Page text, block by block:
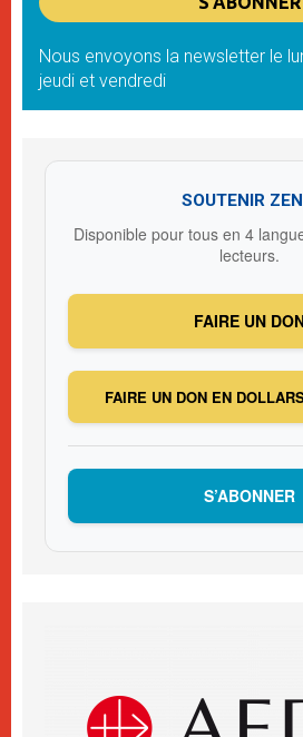
Nous envoyons la newsletter le
jeudi et vendredi
SOUTENIR
Disponible pour tous en 4
lecteurs.
FAIRE UN
FAIRE UN DON EN
S’ABONNER